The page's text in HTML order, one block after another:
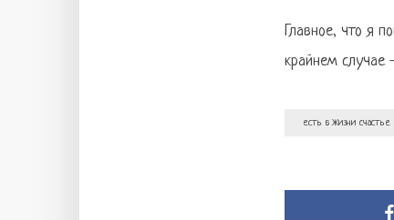
Главное, что я
крайнем случае
есть в жизни счастье